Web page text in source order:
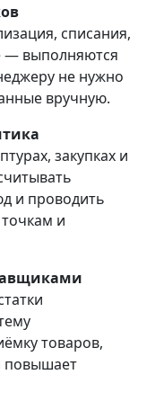
списания,
— выполняются
не нужно
вручную.
закупках и
и проводить
и
товаров,
повышает